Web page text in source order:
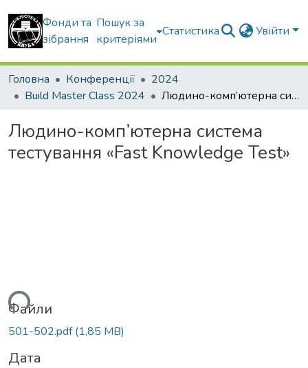
Фонди та
зібрання
Пошук за
критеріями
Статистика Увійти
Головна Конференції
2024
Build Master Class 2024
Людино-комп’ютерна система тестування «Fast Knowledge Test»
Людино-комп’ютерна система
тестування «Fast Knowledge Test»
Файли
501-502.pdf(1,85 MB)
Дата